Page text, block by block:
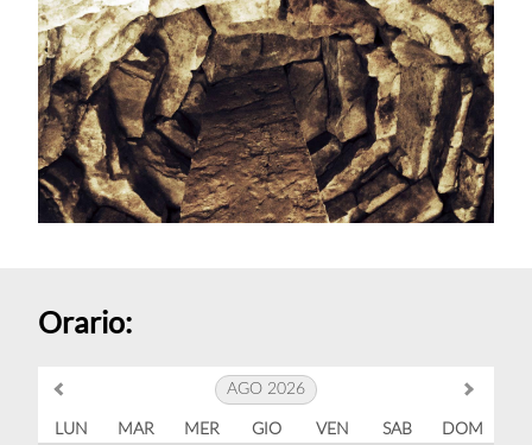
Orario:
AGO 2026
LUN MAR MER GIO VEN SAB DOM